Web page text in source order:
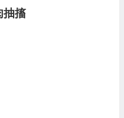
抽搐